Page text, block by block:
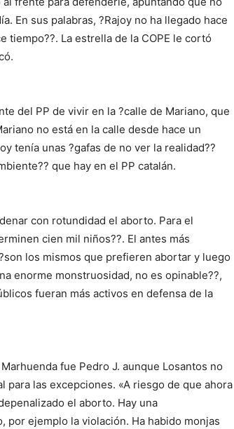
En sus palabras, ?Rajoy no ha llegado hace
tiempo??. La estrella de la COPE le cortó
del PP de vivir en la ?calle de Mariano, que
no está en la calle desde hace un
tenía unas ?gafas de no ver la realidad??
que hay en el PP catalán.
con rotundidad el aborto. Para el
cien mil niños??. El antes más
los mismos que prefieren abortar y luego
enorme monstruosidad, no es opinable??,
fueran más activos en defensa de la
fue Pedro J. aunque Losantos no
para las excepciones. «A riesgo de que ahora
el aborto. Hay una
por ejemplo la violación. Ha habido monjas